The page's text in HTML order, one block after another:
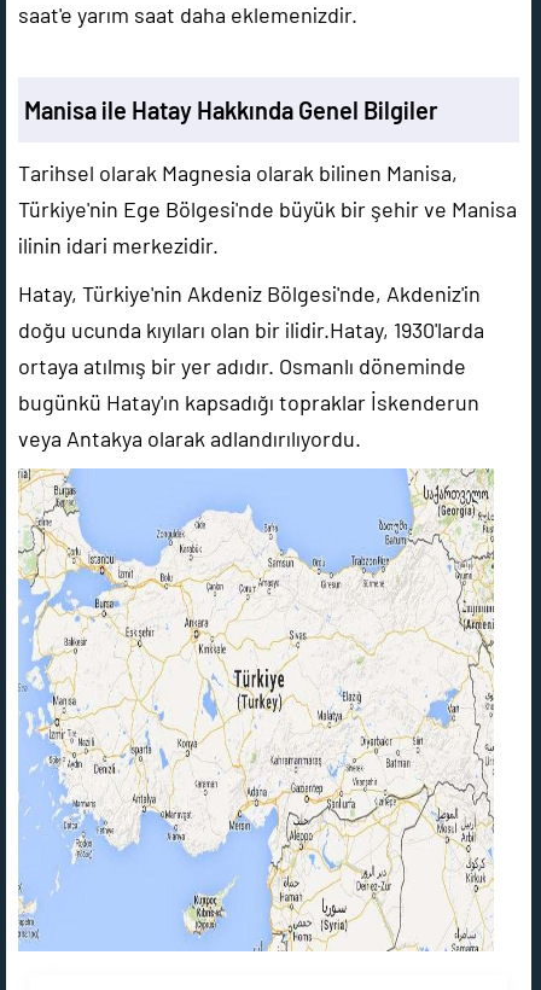
saat'e yarım saat daha eklemenizdir.
Manisa ile Hatay Hakkında Genel Bilgiler
Tarihsel olarak Magnesia olarak bilinen Manisa,
Türkiye'nin Ege Bölgesi'nde büyük bir şehir ve Manisa
ilinin idari merkezidir.
Hatay, Türkiye'nin Akdeniz Bölgesi'nde, Akdeniz'in
doğu ucunda kıyıları olan bir ilidir.Hatay, 1930'larda
ortaya atılmış bir yer adıdır. Osmanlı döneminde
bugünkü Hatay'ın kapsadığı topraklar İskenderun
veya Antakya olarak adlandırılıyordu.